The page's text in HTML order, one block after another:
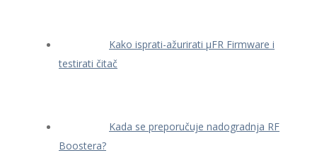
Kako isprati-ažurirati μFR Firmware i
testirati čitač
Kada se preporučuje nadogradnja RF
Boostera?